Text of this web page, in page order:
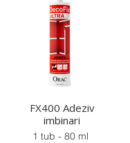
FX400 Adeziv
imbinari
1 tub - 80 ml